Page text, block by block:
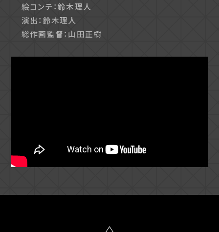
絵コンテ：鈴木理人
演出：鈴木理人
総作画監督：山田正樹